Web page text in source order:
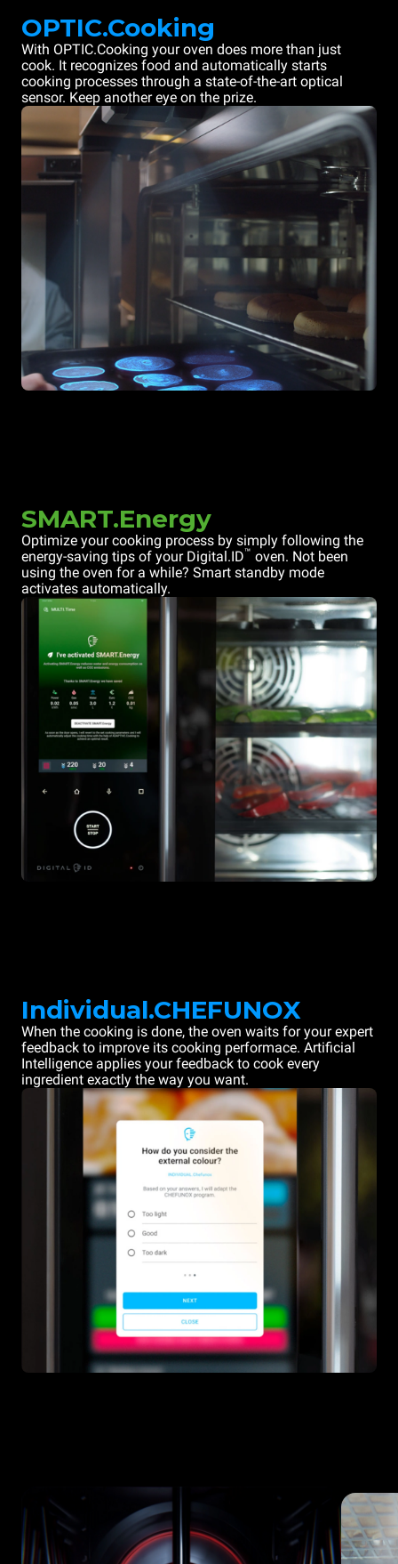
OPTIC.Cooking
With OPTIC.Cooking your oven does more than just
cook. It recognizes food and automatically starts
cooking processes through a state-of-the-art optical
sensor. Keep another eye on the prize.
SMART.Energy
Optimize your cooking process by simply following the
energy-saving tips of your Digital.ID™ oven. Not been
using the oven for a while? Smart standby mode
activates automatically.
Individual.CHEFUNOX
When the cooking is done, the oven waits for your expert
feedback to improve its cooking performace. Artificial
Intelligence applies your feedback to cook every
ingredient exactly the way you want.